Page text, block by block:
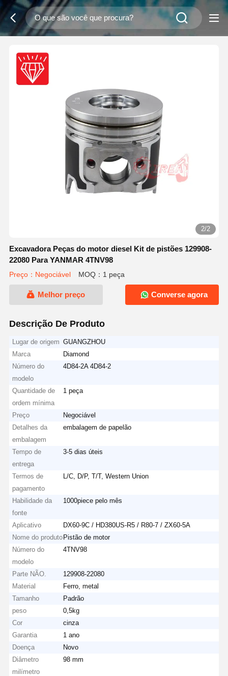
2/2
Excavadora Peças do motor diesel Kit de pistões 129908-
22080 Para YANMAR 4TNV98
Preço：Negociável MOQ：1 peça
Melhor preço Converse agora
Descrição De Produto
Lugar de origem GUANGZHOU
Marca
Diamond
Número do
modelo
4D84-2A 4D84-2
Quantidade de
ordem mínima
1 peça
Preço
Negociável
Detalhes da
embalagem
embalagem de papelão
Tempo de
entrega
3-5 dias úteis
Termos de
pagamento
L/C, D/P, T/T, Western Union
Habilidade da
fonte
1000piece pelo mês
Aplicativo
DX60-9C / HD380US-R5 / R80-7 / ZX60-5A
Nome do produto Pistão de motor
Número do
modelo
4TNV98
Parte NÃO.
129908-22080
Material
Ferro, metal
Tamanho
Padrão
peso
0,5kg
Cor
cinza
Garantia
1 ano
Doença
Novo
Diâmetro
milímetro
98 mm